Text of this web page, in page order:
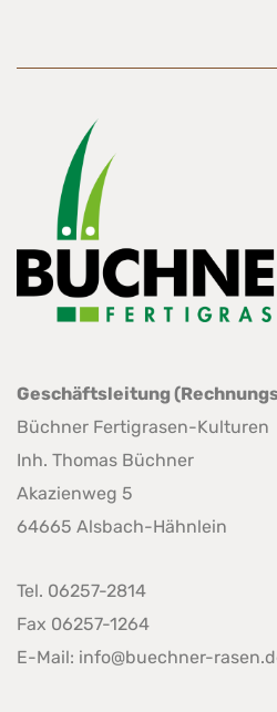
Geschäftsleitung
Büchner Fertigrasen-Kulturen
Inh. Thomas Büchner
Akazienweg 5
64665 Alsbach-Hähnlein
Tel. 06257-2814
Fax 06257-1264
E-Mail: info@buechner-